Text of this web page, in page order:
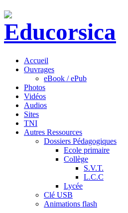
Accueil
Ouvrages
eBook / ePub
Photos
Vidéos
Audios
Sites
TNI
Autres Ressources
Dossiers Pédagogiques
Ecole primaire
Collège
S.V.T.
L.C.C
Lycée
Clé USB
Animations flash